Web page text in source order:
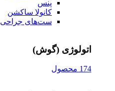
پنس
کانولا ساکشن
ست‌های جراحی
اتولوژی (گوش)
174 محصول